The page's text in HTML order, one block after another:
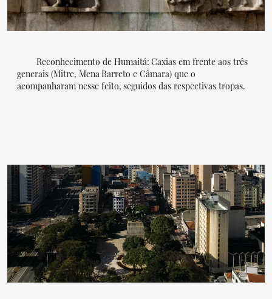
Reconhecimento de Humaitá: Caxias em frente aos três
generais (Mitre, Mena Barreto e Câmara) que o
acompanharam nesse feito, seguidos das respectivas tropas.